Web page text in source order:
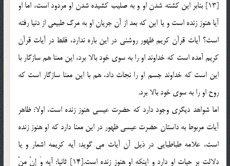
[13] بنابر این کشته شدن او و به صلیب کشیده شدن او مردود است، اما او
آیا هنوز زنده است و یا این که بعد از آن جریان او به مرگ طبیعی از دنیا رفته
است؟ آیات قرآن کریم ظهور روشنی در این باره ندارد، فقط در آیات قرآن
کریم آمده است که خداوند او را به سوی خود بالا برد، این معنا هم سازگار با
این است که خداوند جسم او را نجات داد، هم با این معنا سازگار است که
روح او را به سوی خود بالا برد.
اما شواهد دیگری وجود دارد که حضرت عیسی هنوز زنده است، اولا: ظاهر
آیات مربوط به داستان حضرت عیسی ظهور در این معنا دارد که او هنوز زنده
است، علامه طباطبایی در ذیل آن آیات می گوید: آیه کریمه اشعار و یا
دلالت بر حیات او دارد و اینکه او هنوز زنده است.[14] ثانيا: آیه وَ إِنْ مِنْ